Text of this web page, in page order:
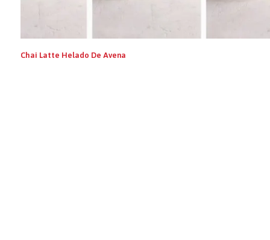
Chai Latte Helado De Avena